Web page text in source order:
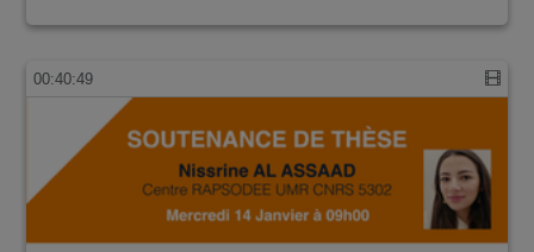
00:40:49